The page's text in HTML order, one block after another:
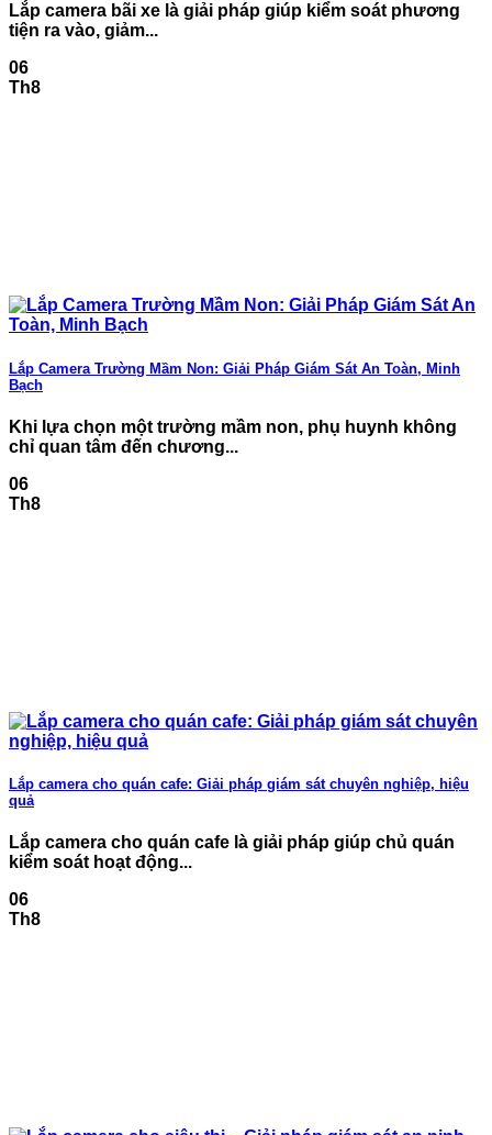
Lắp camera bãi xe là giải pháp giúp kiểm soát phương
tiện ra vào, giảm...
06
Th8
Lắp Camera Trường Mầm Non: Giải Pháp Giám Sát An Toàn, Minh
Bạch
Khi lựa chọn một trường mầm non, phụ huynh không
chỉ quan tâm đến chương...
06
Th8
Lắp camera cho quán cafe: Giải pháp giám sát chuyên nghiệp, hiệu
quả
Lắp camera cho quán cafe là giải pháp giúp chủ quán
kiểm soát hoạt động...
06
Th8